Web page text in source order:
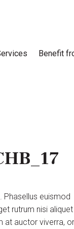
Benefit
euismod
rutrum nisi aliquet
at auctor viverra,